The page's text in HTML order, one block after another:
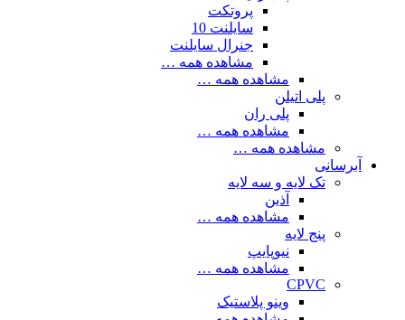
پروتکت
سایلنت 10
جنرال سایلنت
مشاهده همه …
مشاهده همه …
پلی اتیلن
پلی ران
مشاهده همه …
مشاهده همه …
آبرسانی
تک لایه و سه لایه
آذین
مشاهده همه …
پنج لایه
نیوپایپ
مشاهده همه …
CPVC
وینو پلاستیک